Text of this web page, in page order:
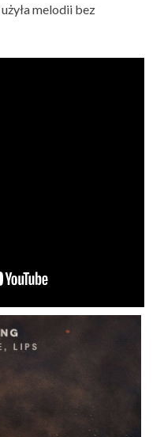
użyła melodii bez